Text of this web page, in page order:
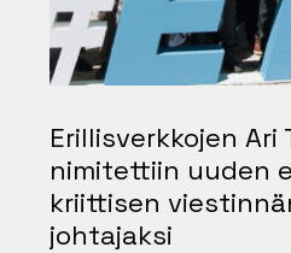
Erillisverkkojen Ari
nimitettiin uuden
kriittisen
johtajaksi